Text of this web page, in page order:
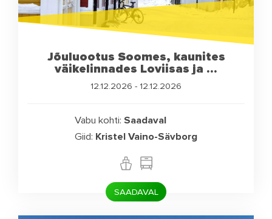
Jõuluootus Soomes, kaunites
väikelinnades Loviisas ja ...
12.12.2026 - 12.12.2026
Vabu kohti: Saadaval
Giid: Kristel Vaino-Sävborg
SAADAVAL